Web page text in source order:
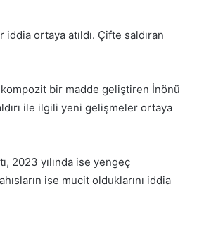
ortaya atıldı. Çifte saldıran
kompozit bir madde geliştiren İnönü
ile ilgili yeni gelişmeler ortaya
2023 yılında ise yengeç
ise mucit olduklarını iddia